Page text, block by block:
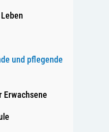
und pflegende
Erwachsene